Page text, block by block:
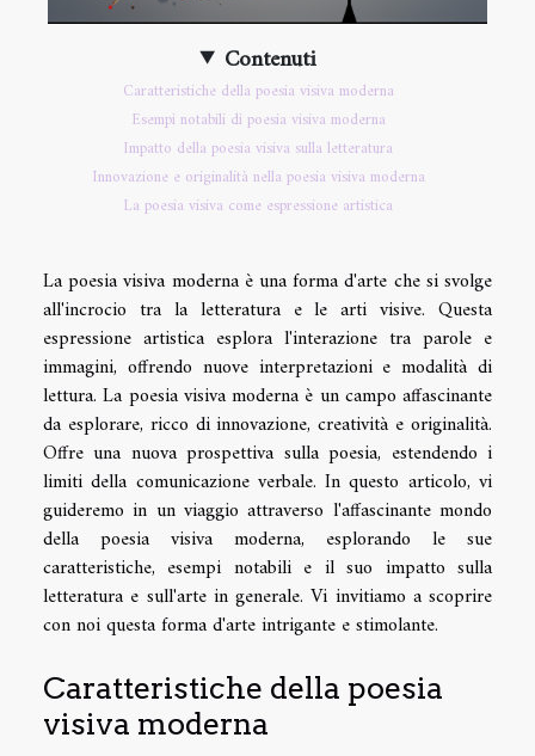
Contenuti
Caratteristiche della poesia visiva moderna
Esempi notabili di poesia visiva moderna
Impatto della poesia visiva sulla letteratura
Innovazione e originalità nella poesia visiva moderna
La poesia visiva come espressione artistica
La poesia visiva moderna è una forma d'arte che si svolge
all'incrocio tra la letteratura e le arti visive. Questa
espressione artistica esplora l'interazione tra parole e
immagini, offrendo nuove interpretazioni e modalità di
lettura. La poesia visiva moderna è un campo affascinante
da esplorare, ricco di innovazione, creatività e originalità.
Offre una nuova prospettiva sulla poesia, estendendo i
limiti della comunicazione verbale. In questo articolo, vi
guideremo in un viaggio attraverso l'affascinante mondo
della poesia visiva moderna, esplorando le sue
caratteristiche, esempi notabili e il suo impatto sulla
letteratura e sull'arte in generale. Vi invitiamo a scoprire
con noi questa forma d'arte intrigante e stimolante.
Caratteristiche della poesia
visiva moderna